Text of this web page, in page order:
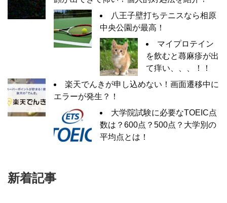
八王子壁打ちテニスなら相原
中央公園が最高！
マイプロテイン
を飲むと蕁麻疹が出
て痒い、、、！！
楽天でんきが申し込めない！画面遷移中に
エラーが発生？！
大学院試験に必要なTOEIC点
数は？600点？500点？大学別の
平均点とは！
新着記事